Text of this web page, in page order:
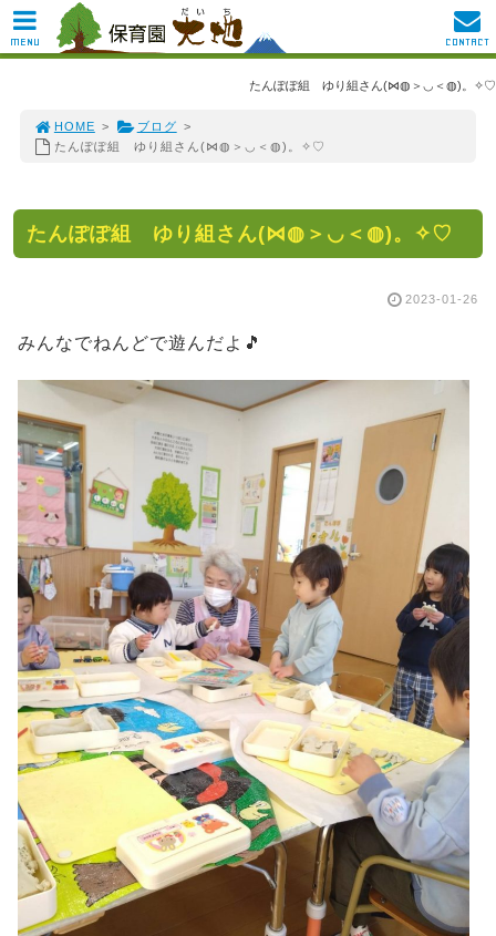
たんぽぽ組 ゆり組さん(⋈◍＞◡＜◍)。✧♡
HOME > ブログ >
たんぽぽ組 ゆり組さん(⋈◍＞◡＜◍)。✧♡
たんぽぽ組 ゆり組さん(⋈◍＞◡＜◍)。✧♡
2023-01-26
みんなでねんどで遊んだよ🎵
MENU CONTACT